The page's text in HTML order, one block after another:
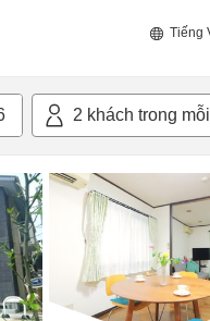
Tiếng
2 khách trong